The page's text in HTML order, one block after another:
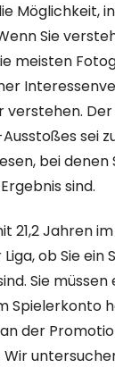
Möglichkeit,
Sie
meisten
verstehen.
sei
bei denen
sind.
21,2 Jahren
ob Sie
Sie
Spielerkonto
der